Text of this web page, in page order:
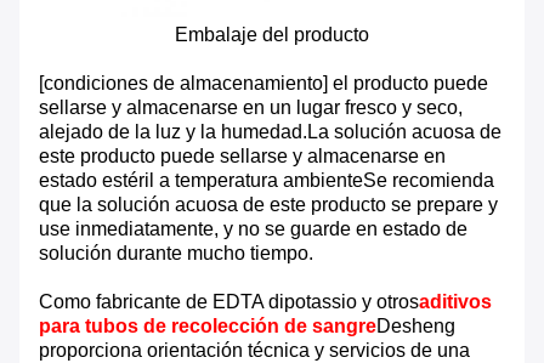
Embalaje del producto
[condiciones de almacenamiento] el producto puede
sellarse y almacenarse en un lugar fresco y seco,
alejado de la luz y la humedad.La solución acuosa de
este producto puede sellarse y almacenarse en
estado estéril a temperatura ambienteSe recomienda
que la solución acuosa de este producto se prepare y
use inmediatamente, y no se guarde en estado de
solución durante mucho tiempo.
Como fabricante de EDTA dipotassio y otrosaditivos
para tubos de recolección de sangreDesheng
proporciona orientación técnica y servicios de una